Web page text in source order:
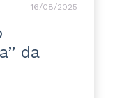
16/08/2025
da